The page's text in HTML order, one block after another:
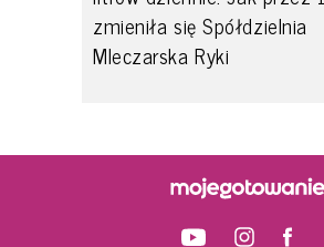
zmieniła się Spółdzielnia
Mleczarska Ryki